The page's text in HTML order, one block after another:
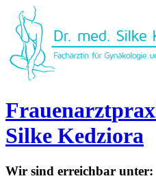
Frauenarztprax
Silke Kedziora
Wir sind erreichbar unter: